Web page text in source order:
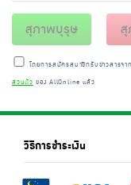
สุภาพบุรุษ
โดยการสมัครสมาชิกรับข่าวสารจา
ส่วนตัว ของ AllOnline แล้ว
วิธีการชำระเงิน